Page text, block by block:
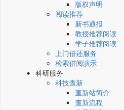
版权声明
阅读推荐
新书通报
教授推荐阅读
学子推荐阅读
上门借还服务
检索借阅演示
科研服务
科技查新
查新站简介
查新流程